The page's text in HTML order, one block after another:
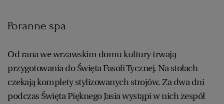
Poranne spa
Od rana we wrzawskim domu kultury trwają
przygotowania do Święta Fasoli Tycznej. Na stołach
czekają komplety stylizowanych strojów. Za dwa dni
podczas Święta Pięknego Jasia wystąpi w nich zespół